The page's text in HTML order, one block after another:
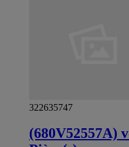
322635747
(680V52557A)